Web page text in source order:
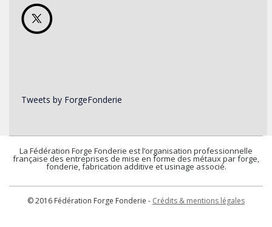
Tweets by ForgeFonderie
La Fédération Forge Fonderie est l’organisation professionnelle
française des entreprises de mise en forme des métaux par forge,
fonderie, fabrication additive et usinage associé.
© 2016 Fédération Forge Fonderie - Crédits & mentions légales